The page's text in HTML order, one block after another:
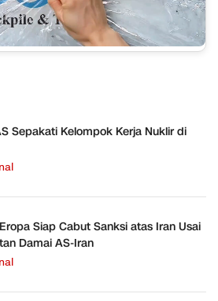
Sepakati Kelompok Kerja Nuklir di
Siap Cabut Sanksi atas Iran Usai
Damai AS-Iran